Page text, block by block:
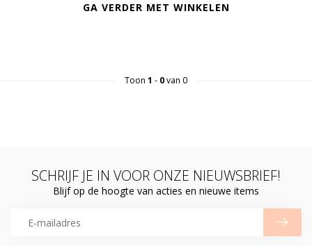
GA VERDER MET WINKELEN
Toon 1 - 0van 0
SCHRIJF JE IN VOOR ONZE NIEUWSBRIEF!
Blijf op de hoogte van acties en nieuwe items